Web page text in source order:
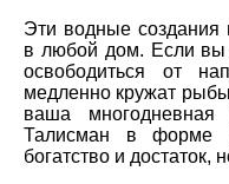
Эти водные создания
в любой дом. Если вы
освободиться от
медленно кружат
ваша многодневная
Талисман в форме
богатство и достаток,